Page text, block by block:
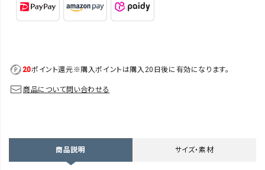
20ポイント還元※購入ポイントは購入20日後に有効になります。
商品について問い合わせる
商品説明 サイズ・素材